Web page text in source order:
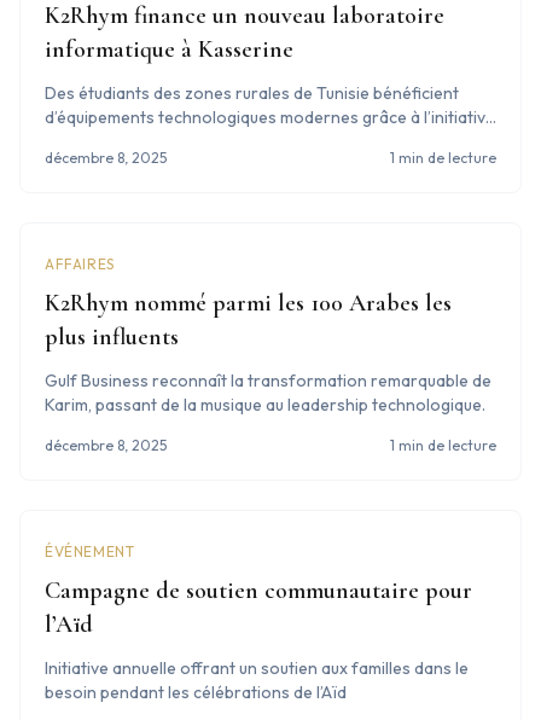
K2Rhym finance un nouveau laboratoire
informatique à Kasserine
Des étudiants des zones rurales de Tunisie bénéficient
d’équipements technologiques modernes grâce à l’initiative
décembre 8, 2025 1 min de lecture
AFFAIRES
K2Rhym nommé parmi les 100 Arabes les
plus influents
Gulf Business reconnaît la transformation remarquable de
Karim, passant de la musique au leadership technologique.
décembre 8, 2025 1 min de lecture
ÉVÉNEMENT
Campagne de soutien communautaire pour
l’Aïd
Initiative annuelle offrant un soutien aux familles dans le
besoin pendant les célébrations de l’Aïd